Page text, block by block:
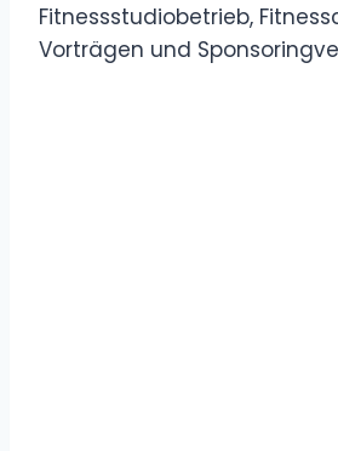
Fitnessstudiobetrieb,
Vorträgen und